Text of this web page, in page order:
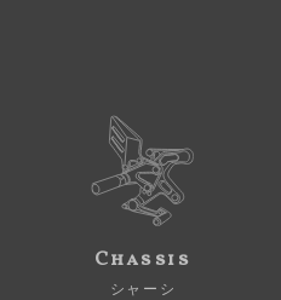
Chassis
シャーシ